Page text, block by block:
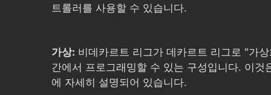
트롤러를 사용할 수 있습니다.
가상: 비데카르트 리그가 데카르트 리그로 "가
간에서 프로그래밍할 수 있는 구성입니다. 이것
에 자세히 설명되어 있습니다.